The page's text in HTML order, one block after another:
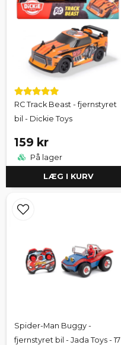
RC Track Beast - fjernstyret
bil - Dickie Toys
159 kr
På lager
LÆG I KURV
Spider-Man Buggy -
fjernstyret bil - Jada Toys - 17